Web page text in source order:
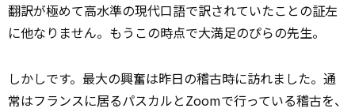
翻訳が極めて高水準の現代口語で訳されていたことの証左
に他なりません。もうこの時点で大満足のぴらの先生。
しかしです。最大の興奮は昨日の稽古時に訪れました。通
常はフランスに居るパスカルとZoomで行っている稽古を、